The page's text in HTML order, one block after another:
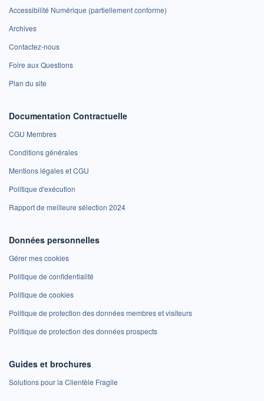
Accessibilité Numérique (partiellement conforme)
Archives
Contactez-nous
Foire aux Questions
Plan du site
Documentation Contractuelle
CGU Membres
Conditions générales
Mentions légales et CGU
Politique d'exécution
Rapport de meilleure sélection 2024
Données personnelles
Gérer mes cookies
Politique de confidentialité
Politique de cookies
Politique de protection des données membres et visiteurs
Politique de protection des données prospects
Guides et brochures
Solutions pour la Clientèle Fragile